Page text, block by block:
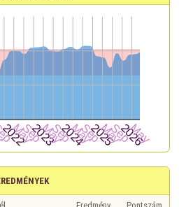
Eredmény
Pontszám